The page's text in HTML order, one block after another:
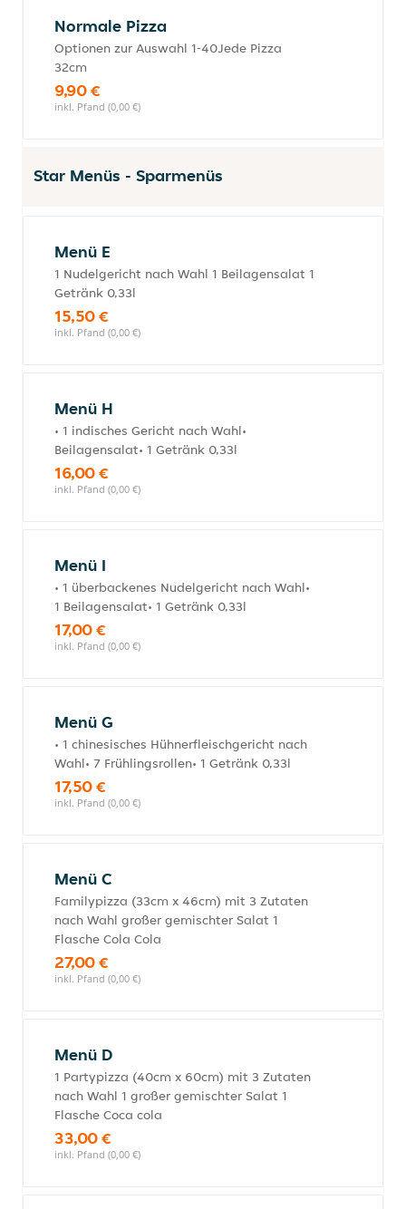
Normale Pizza
Optionen zur Auswahl 1-40Jede Pizza
32cm
9,90 €
inkl. Pfand (0,00 €)
Star Menüs - Sparmenüs
Menü E
1 Nudelgericht nach Wahl 1 Beilagensalat 1
Getränk 0,33l
15,50 €
inkl. Pfand (0,00 €)
Menü H
• 1 indisches Gericht nach Wahl•
Beilagensalat• 1 Getränk 0,33l
16,00 €
inkl. Pfand (0,00 €)
Menü I
• 1 überbackenes Nudelgericht nach Wahl•
1 Beilagensalat• 1 Getränk 0,33l
17,00 €
inkl. Pfand (0,00 €)
Menü G
• 1 chinesisches Hühnerfleischgericht nach
Wahl• 7 Frühlingsrollen• 1 Getränk 0,33l
17,50 €
inkl. Pfand (0,00 €)
Menü C
Familypizza (33cm x 46cm) mit 3 Zutaten
nach Wahl großer gemischter Salat 1
Flasche Cola Cola
27,00 €
inkl. Pfand (0,00 €)
Menü D
1 Partypizza (40cm x 60cm) mit 3 Zutaten
nach Wahl 1 großer gemischter Salat 1
Flasche Coca cola
33,00 €
inkl. Pfand (0,00 €)